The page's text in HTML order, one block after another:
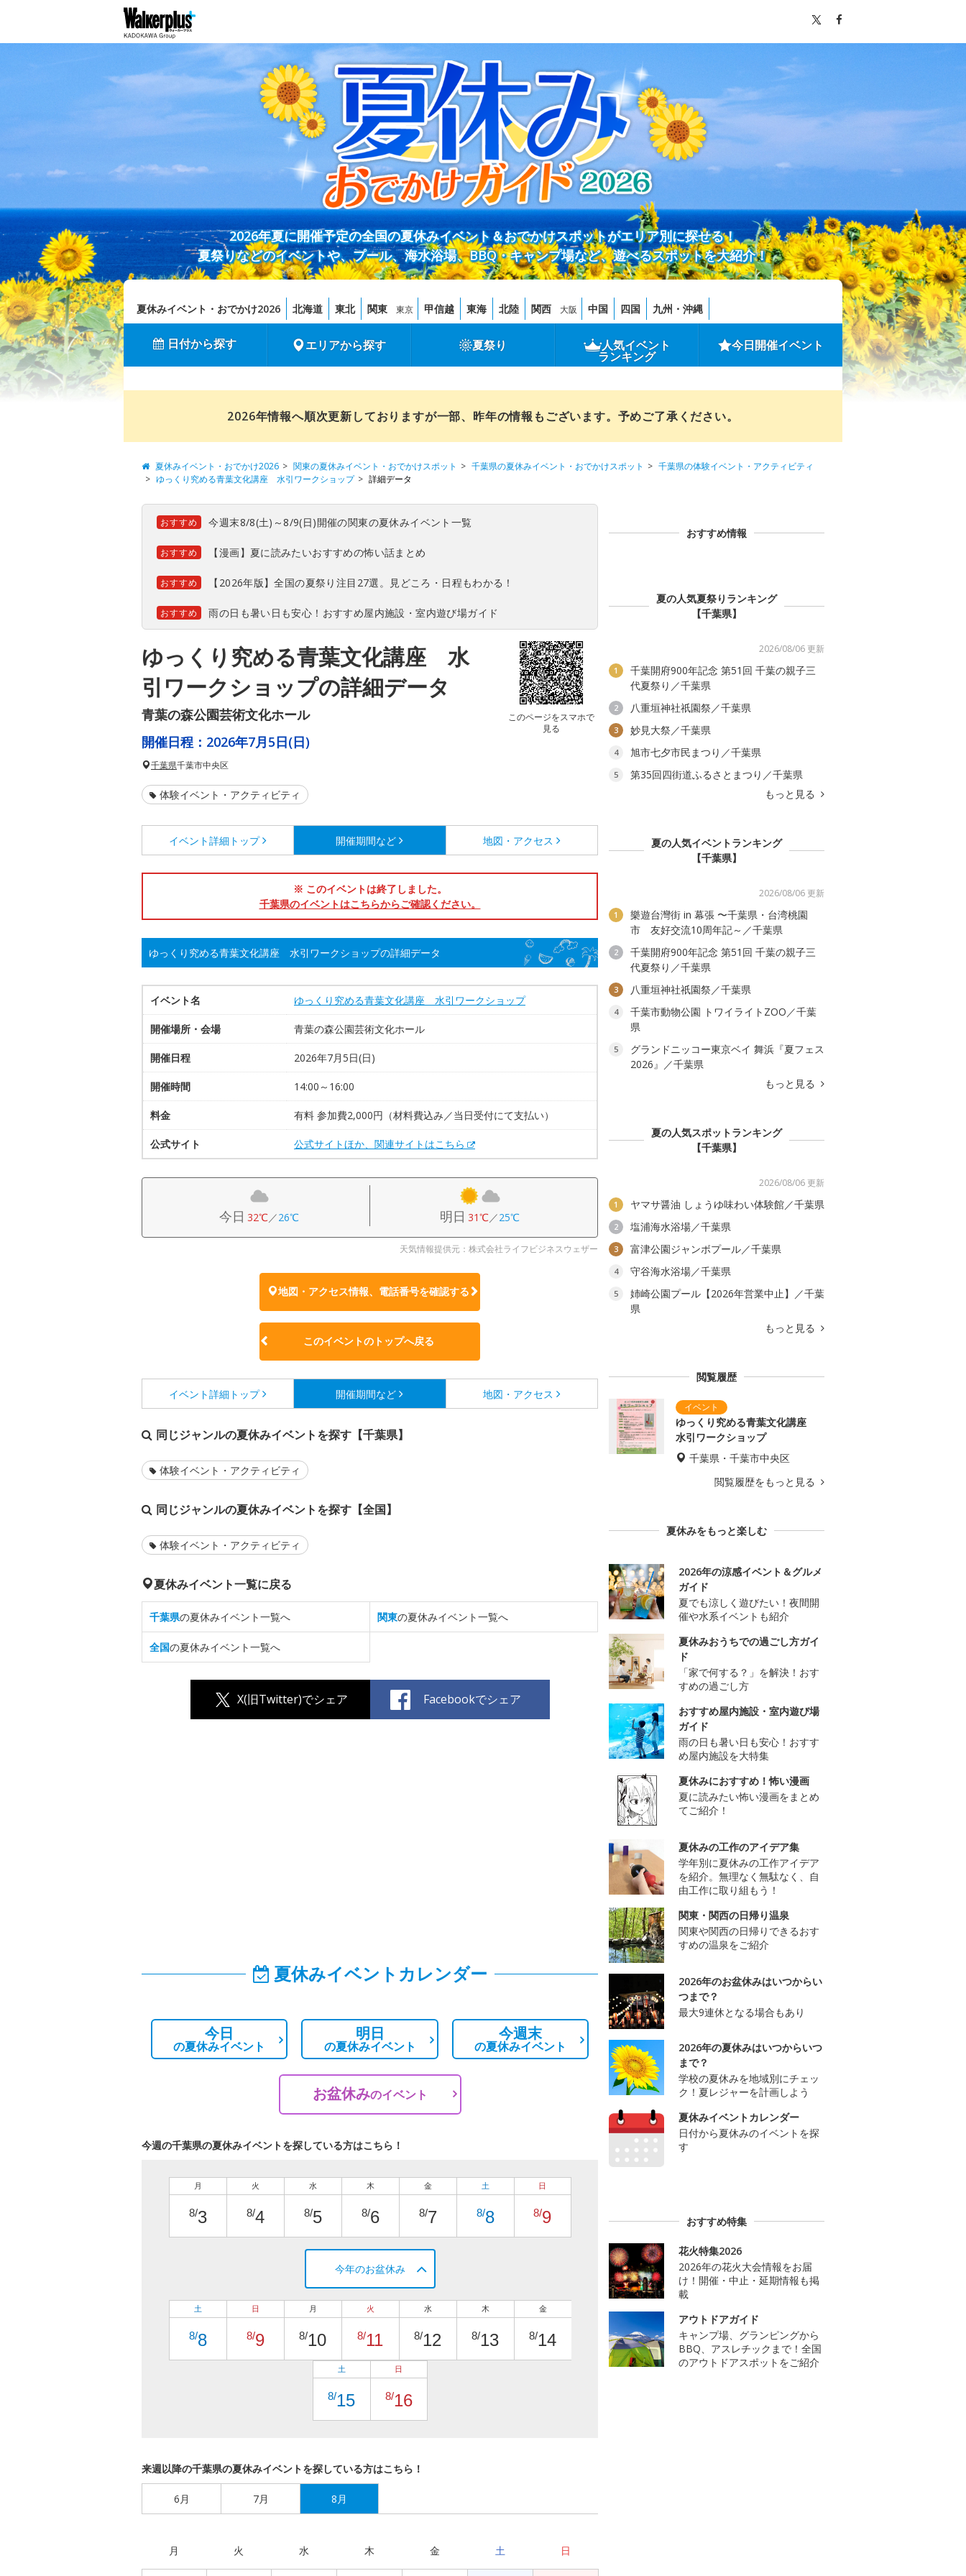
2026年夏に開催予定の全国の夏休みイベント＆おでかけスポットがエリア別に探せる！
夏祭りなどのイベントや、プール、海水浴場、BBQ・キャンプ場など、遊べるスポットを大紹介！
夏休みイベント・おでかけ2026 北海道 東北 関東 東京 甲信越 東海 北陸 関西 大阪 中国 四国 九州・沖縄
日付から探す エリアから探す 夏祭り 人気イベント
ランキング
今日開催イベント
2026年情報へ順次更新しておりますが一部、昨年の情報もございます。予めご了承ください。
夏休みイベント・おでかけ2026 関東の夏休みイベント・おでかけスポット 千葉県の夏休みイベント・おでかけスポット
千葉県の体験イベント・アクティビティ
ゆっくり究める青葉文化講座 水引ワークショップ
詳細データ
おすすめ 今週末8/8(土)～8/9(日)開催の関東の夏休みイベント一覧
おすすめ 【漫画】夏に読みたいおすすめの怖い話まとめ
おすすめ 【2026年版】全国の夏祭り注目27選。見どころ・日程もわかる！
おすすめ 雨の日も暑い日も安心！おすすめ屋内施設・室内遊び場ガイド
ゆっくり究める青葉文化講座 水
引ワークショップの詳細データ
青葉の森公園芸術文化ホール
このページをスマホで
見る
開催日程： 2026年7月5日(日)
千葉県千葉市中央区
体験イベント・アクティビティ
イベント詳細 トップ 開催期間など 地図・アクセス
※ このイベントは終了しました。
千葉県のイベントはこちらからご確認ください。
ゆっくり究める青葉文化講座 水引ワークショップの詳細データ
イベント名 ゆっくり究める青葉文化講座 水引ワークショップ
開催場所・会場 青葉の森公園芸術文化ホール
開催日程 2026年7月5日(日)
開催時間 14:00～16:00
料金 有料 参加費2,000円（材料費込み／当日受付にて支払い）
公式サイト 公式サイトほか、関連サイトはこちら
今日 32℃／26℃ 明日 31℃／25℃
天気情報提供元：株式会社ライフビジネスウェザー
地図・アクセス情報、電話番号を確認する
このイベントのトップへ戻る
イベント詳細 トップ 開催期間など 地図・アクセス
同じジャンルの夏休みイベントを探す【千葉県】
体験イベント・アクティビティ
同じジャンルの夏休みイベントを探す【全国】
体験イベント・アクティビティ
夏休みイベント一覧に戻る
千葉県の夏休みイベント一覧へ 関東の夏休みイベント一覧へ
全国の夏休みイベント一覧へ
X(旧Twitter)でシェア Facebookでシェア
夏休みイベントカレンダー
今日
の夏休みイベント
明日
の夏休みイベント
今週末
の夏休みイベント
お盆休みのイベント
今週の千葉県の夏休みイベントを探している方はこちら！
月
8/3
火
8/4
水
8/5
木
8/6
金
8/7
土
8/8
日
8/9
今年のお盆休み
土
8/8
日
8/9
月
8/10
火
8/11
水
8/12
木
8/13
金
8/14
土
8/15
日
8/16
来週以降の千葉県の夏休みイベントを探している方はこちら！
6月 7月 8月
月 火 水 木 金 土 日
おすすめ情報
夏の人気夏祭りランキング
【千葉県】
2026/08/06 更新
1
千葉開府900年記念 第51回 千葉の親子三
代夏祭り／千葉県
2 八重垣神社祇園祭／千葉県
3 妙見大祭／千葉県
4 旭市七夕市民まつり／千葉県
5
第35回四街道ふるさとまつり／千葉県
もっと見る
夏の人気イベントランキング
【千葉県】
2026/08/06 更新
1
樂遊台灣街 in 幕張 〜千葉県・台湾桃園
市 友好交流10周年記～／千葉県
2
千葉開府900年記念 第51回 千葉の親子三
代夏祭り／千葉県
3 八重垣神社祇園祭／千葉県
4
千葉市動物公園 トワイライトZOO／千葉
県
5
グランドニッコー東京ベイ 舞浜『夏フェス
2026』／千葉県
もっと見る
夏の人気スポットランキング
【千葉県】
2026/08/06 更新
1 ヤマサ醤油 しょうゆ味わい体験館／千葉県
2 塩浦海水浴場／千葉県
3 富津公園ジャンボプール／千葉県
4 守谷海水浴場／千葉県
5
姉崎公園プール【2026年営業中止】／千葉
県
もっと見る
閲覧履歴
ゆっくり究める青葉文化講座
水引ワークショップ
千葉県・千葉市中央区
閲覧履歴をもっと見る
夏休みをもっと楽しむ
2026年の涼感イベント＆グルメ
ガイド
夏でも涼しく遊びたい！夜間開
催や水系イベントも紹介
夏休みおうちでの過ごし方ガイ
ド
「家で何する？」を解決！おす
すめの過ごし方
おすすめ屋内施設・室内遊び場
ガイド
雨の日も暑い日も安心！おすす
め屋内施設を大特集
夏休みにおすすめ！怖い漫画
夏に読みたい怖い漫画をまとめ
てご紹介！
夏休みの工作のアイデア集
学年別に夏休みの工作アイデア
を紹介。無理なく無駄なく、自
由工作に取り組もう！
関東・関西の日帰り温泉
関東や関西の日帰りできるおす
すめの温泉をご紹介
2026年のお盆休みはいつからい
つまで？
最大9連休となる場合もあり
2026年の夏休みはいつからいつ
まで？
学校の夏休みを地域別にチェッ
ク！夏レジャーを計画しよう
夏休みイベントカレンダー
日付から夏休みのイベントを探
す
おすすめ特集
花火特集2026
2026年の花火大会情報をお届
け！開催・中止・延期情報も掲
載
アウトドアガイド
キャンプ場、グランピングから
BBQ、アスレチックまで！全国
のアウトドアスポットをご紹介